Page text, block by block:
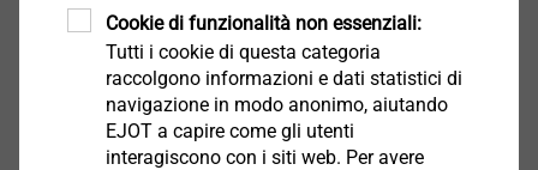
tutti personalizzabili in base alle proprie esigenze e al
proprio layout
Attrezzatura - design flessibile
Il componente chiave dell' apparecchiatura è
l‘avvitatore di piantaggio. La sua struttura modulare, i
Cookie di funzionalità non essenziali:
Tutti i cookie di questa categoria
raccolgono informazioni e dati statistici di
navigazione in modo anonimo, aiutando
EJOT a capire come gli utenti
interagiscono con i siti web. Per avere